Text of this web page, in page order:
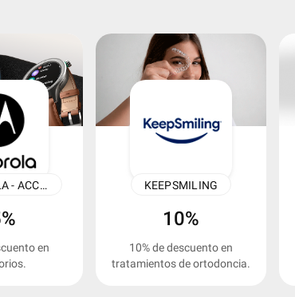
MOTOROLA - ACCESORIOS
en
KEEPSMILING
10%
10% de descuento en
tratamientos de ortodoncia.